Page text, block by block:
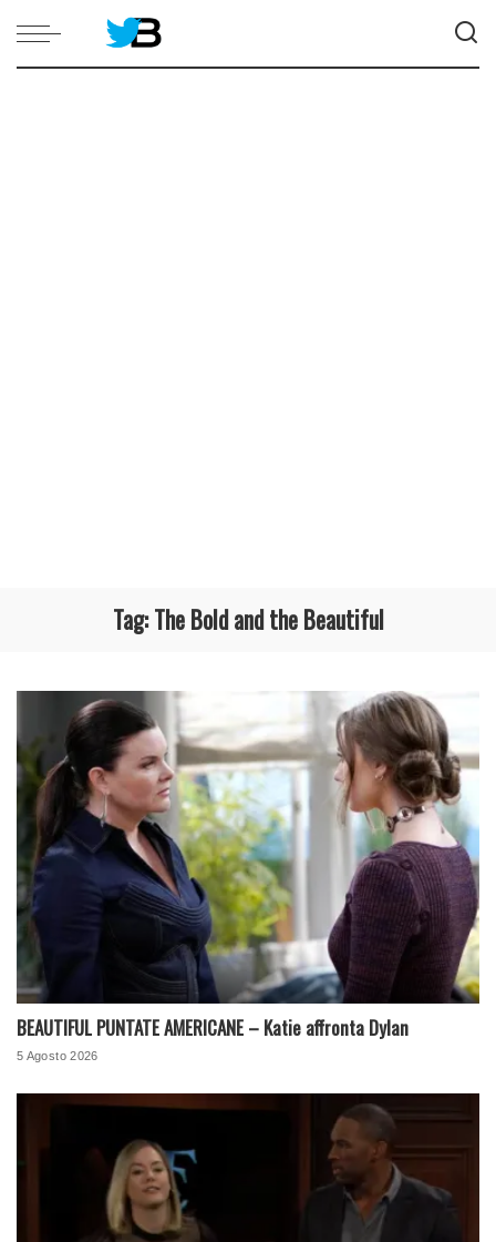
Tag:The Bold and the Beautiful
BEAUTIFUL PUNTATE AMERICANE – Katie affronta Dylan
5 Agosto 2026